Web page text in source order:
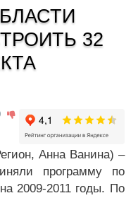
32
Анна Ванина) –
программу по
2009-2011 годы. По